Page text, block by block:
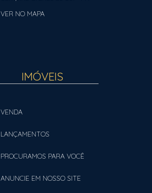
VER NO MAPA
IMÓVEIS
VENDA
LANÇAMENTOS
PROCURAMOS PARA VOCÊ
ANUNCIE EM NOSSO SITE